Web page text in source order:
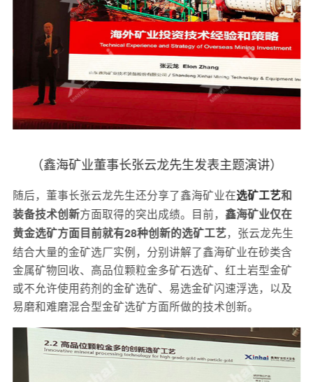
（鑫海矿业董事长张云龙先生发表主题演讲）
随后，董事长张云龙先生还分享了鑫海矿业在选矿工艺和
装备技术创新方面取得的突出成绩。目前， 鑫海矿业仅在
黄金选矿方面目前就有28种创新的选矿工艺，张云龙先生
结合大量的金矿选厂实例，分别讲解了鑫海矿业在砂类含
金属矿物回收、高品位颗粒金多矿石选矿、红土岩型金矿
或不允许使用药剂的金矿选矿、易选金矿闪速浮选，以及
易磨和难磨混合型金矿选矿方面所做的技术创新。